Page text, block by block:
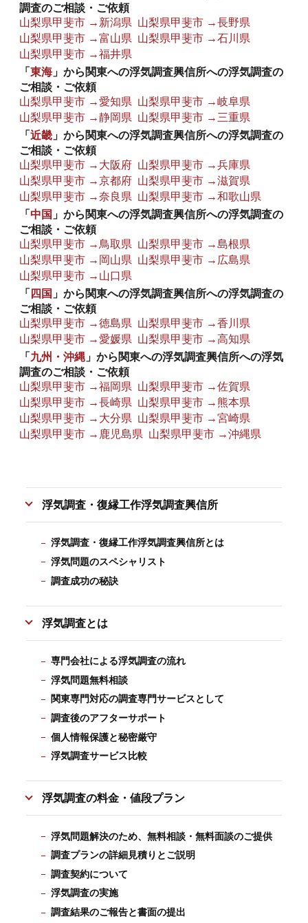
調査のご相談・ご依頼
山梨県甲斐市 →新潟県 山梨県甲斐市 →長野県
山梨県甲斐市 →富山県 山梨県甲斐市 →石川県
山梨県甲斐市 →福井県
「東海 」から関東への浮気調査興信所への浮気調査の
ご相談・ご依頼
山梨県甲斐市 →愛知県 山梨県甲斐市 →岐阜県
山梨県甲斐市 →静岡県 山梨県甲斐市 →三重県
「近畿 」から関東への浮気調査興信所への浮気調査の
ご相談・ご依頼
山梨県甲斐市 →大阪府 山梨県甲斐市 →兵庫県
山梨県甲斐市 →京都府 山梨県甲斐市 →滋賀県
山梨県甲斐市 →奈良県 山梨県甲斐市 →和歌山県
「中国 」から関東への浮気調査興信所への浮気調査の
ご相談・ご依頼
山梨県甲斐市 →鳥取県 山梨県甲斐市 →島根県
山梨県甲斐市 →岡山県 山梨県甲斐市 →広島県
山梨県甲斐市 →山口県
「四国 」から関東への浮気調査興信所への浮気調査の
ご相談・ご依頼
山梨県甲斐市 →徳島県 山梨県甲斐市 →香川県
山梨県甲斐市 →愛媛県 山梨県甲斐市 →高知県
「九州・沖縄 」から関東への浮気調査興信所への浮気
調査のご相談・ご依頼
山梨県甲斐市 →福岡県 山梨県甲斐市 →佐賀県
山梨県甲斐市 →長崎県 山梨県甲斐市 →熊本県
山梨県甲斐市 →大分県 山梨県甲斐市 →宮崎県
山梨県甲斐市 →鹿児島県 山梨県甲斐市 →沖縄県
浮気調査・復縁工作浮気調査興信所
浮気調査・復縁工作浮気調査興信所とは
浮気問題のスペシャリスト
調査成功の秘訣
浮気調査とは
専門会社による浮気調査の流れ
浮気問題無料相談
関東専門対応の調査専門サービスとして
調査後のアフターサポート
個人情報保護と秘密厳守
浮気調査サービス比較
浮気調査の料金・値段プラン
浮気問題解決のため、無料相談・無料面談のご提供
調査プランの詳細見積りとご説明
調査契約について
浮気調査の実施
調査結果のご報告と書面の提出